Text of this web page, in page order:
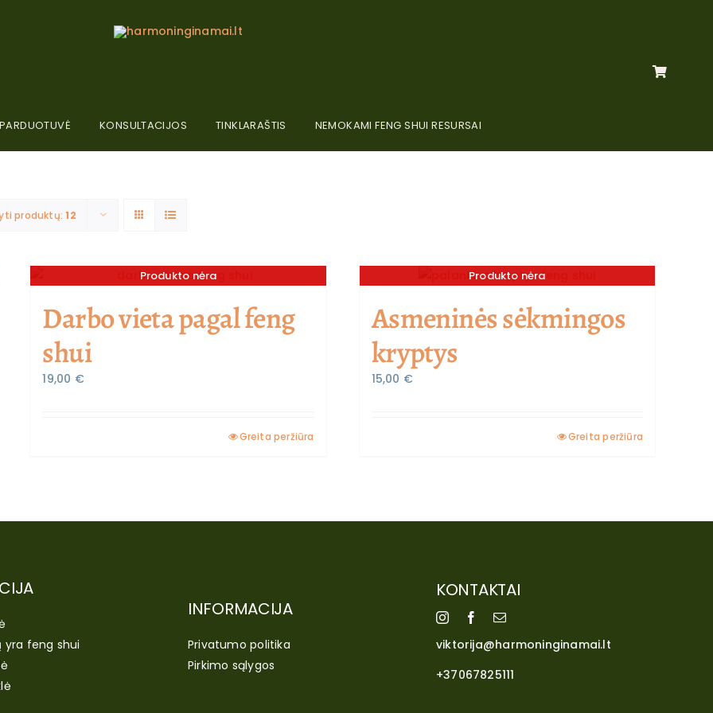
PARDUOTUVĖ KONSULTACIJOS TINKLARAŠTIS NEMOKAMI FENG SHUI RESURSAI
produktų:12
Produkto nėra
Darbo vieta pagal feng
shui
19,00 €
Greita peržiūra
Produkto nėra
Asmeninės sėkmingos
kryptys
15,00 €
Greita peržiūra
yra feng shui
INFORMACIJA
Privatumo politika
Pirkimo sąlygos
KONTAKTAI
viktorija@harmoninginamai.lt
+37067825111